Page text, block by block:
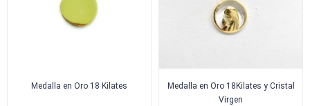
Medalla en Oro 18 Kilates
Medalla en Oro 18Kilates y Cristal
Virgen